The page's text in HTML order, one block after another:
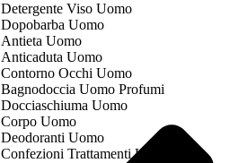
Detergente Viso Uomo
Dopobarba Uomo
Antieta Uomo
Anticaduta Uomo
Contorno Occhi Uomo
Bagnodoccia Uomo Profumi
Docciaschiuma Uomo
Corpo Uomo
Deodoranti Uomo
Confezioni Trattamenti Uomo